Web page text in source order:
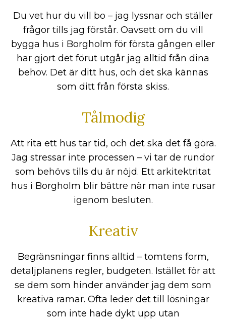
Du vet hur du vill bo – jag lyssnar och ställer
frågor tills jag förstår. Oavsett om du vill
bygga hus i Borgholm för första gången eller
har gjort det förut utgår jag alltid från dina
behov. Det är ditt hus, och det ska kännas
som ditt från första skiss.
Tålmodig
Att rita ett hus tar tid, och det ska det få göra.
Jag stressar inte processen – vi tar de rundor
som behövs tills du är nöjd. Ett arkitektritat
hus i Borgholm blir bättre när man inte rusar
igenom besluten.
Kreativ
Begränsningar finns alltid – tomtens form,
detaljplanens regler, budgeten. Istället för att
se dem som hinder använder jag dem som
kreativa ramar. Ofta leder det till lösningar
som inte hade dykt upp utan